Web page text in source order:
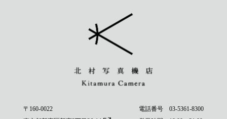
〒160-0022
電話番号 03-5361-8300